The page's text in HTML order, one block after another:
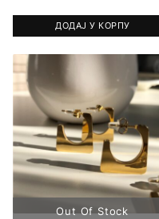
ДОДАЈ У КОРПУ